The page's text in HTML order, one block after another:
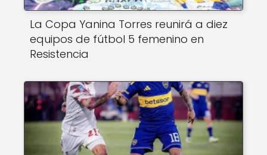
La Copa Yanina Torres reunirá a diez
equipos de fútbol 5 femenino en
Resistencia